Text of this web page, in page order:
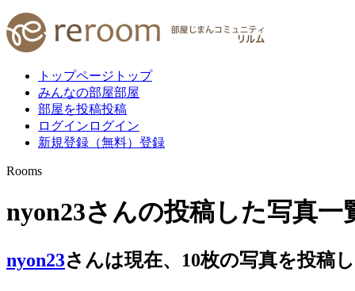
トップページ トップ
みんなの部屋部屋
部屋を投稿投稿
ログイン ログイン
新規登録（無料） 登録
Rooms
nyon23さんの投稿した写真一
nyon23さんは現在、 10枚の写真を投稿し